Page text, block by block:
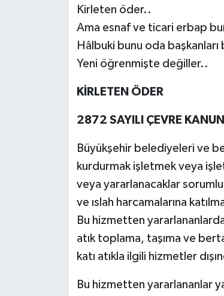
Kirleten öder..
Ama esnaf ve ticari erbap
Hâlbuki bunu oda
Yeni öğrenmişte değiller..
KİRLETEN ÖDER
2872 SAYILI ÇEVRE
Büyükşehir belediyeleri ve
kurdurmak işletmek veya
veya yararlanacaklar
ve ıslah harcamalarına
Bu hizmetten
atık toplama, taşıma ve
katı atıkla ilgili hizmetler
Bu hizmetten yararlananlar